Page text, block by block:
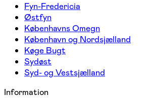
Fyn-Fredericia
Østfyn
Københavns Omegn
København og Nordsjælland
Køge Bugt
Sydøst
Syd- og Vestsjælland
Information